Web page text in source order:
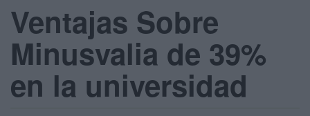
Ventajas Sobre
Minusvalia de 39%
en la universidad